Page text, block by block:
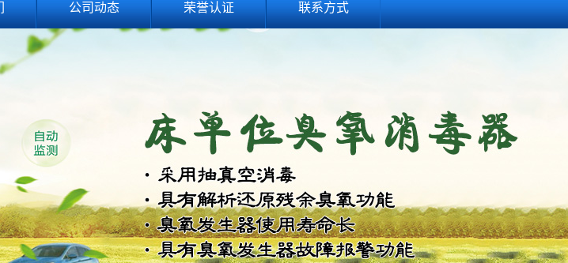
公司动态 荣誉认证 联系方式